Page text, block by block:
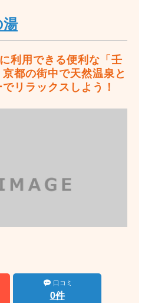
利用できる便利な「壬
都の街中で天然温泉と
リラックスしよう！
口コミ
0件